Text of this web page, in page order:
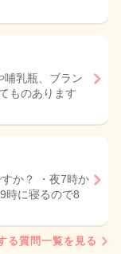
哺乳瓶、ブラン
ものあります
か？ ・夜7時か
時に寝るので8
る質問一覧を見る